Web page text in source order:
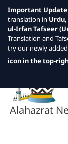
Skip
Alahazrat
Important Update
translation in
ul-Irfan Tafseer
Translation and
try our newly added
icon in the top-